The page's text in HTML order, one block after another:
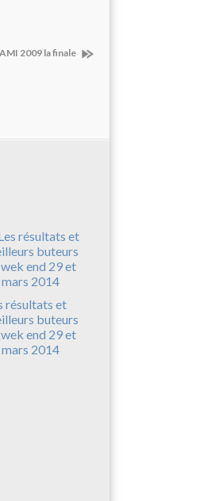
2009 la finale
résultats et
buteurs
end 29 et
2014